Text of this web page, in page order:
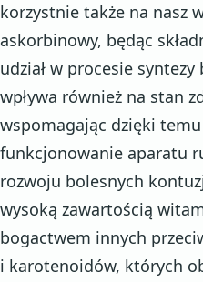
korzystnie także na nasz
askorbinowy, będąc
udział w procesie
wpływa również na stan
wspomagając dzięki
funkcjonowanie aparatu
rozwoju bolesnych
wysoką zawartością
bogactwem innych
i karotenoidów, których